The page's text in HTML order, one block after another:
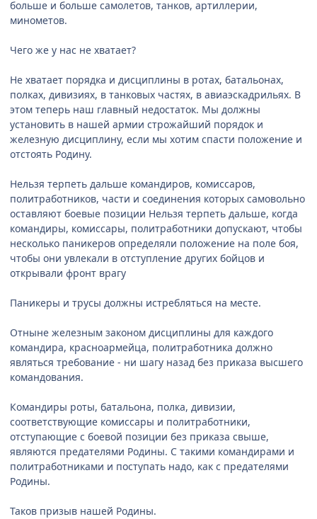
больше и больше самолетов, танков, артиллерии,
минометов.
Чего же у нас не хватает?
Не хватает порядка и дисциплины в ротах, батальонах,
полках, дивизиях, в танковых частях, в авиаэскадрильях. В
этом теперь наш главный недостаток. Мы должны
установить в нашей армии строжайший порядок и
железную дисциплину, если мы хотим спасти положение и
отстоять Родину.
Нельзя терпеть дальше командиров, комиссаров,
политработников, части и соединения которых самовольно
оставляют боевые позиции Нельзя терпеть дальше, когда
командиры, комиссары, политработники допускают, чтобы
несколько паникеров определяли положение на поле боя,
чтобы они увлекали в отступление других бойцов и
открывали фронт врагу
Паникеры и трусы должны истребляться на месте.
Отныне железным законом дисциплины для каждого
командира, красноармейца, политработника должно
являться требование - ни шагу назад без приказа высшего
командования.
Командиры роты, батальона, полка, дивизии,
соответствующие комиссары и политработники,
отступающие с боевой позиции без приказа свыше,
являются предателями Родины. С такими командирами и
политработниками и поступать надо, как с предателями
Родины.
Таков призыв нашей Родины.